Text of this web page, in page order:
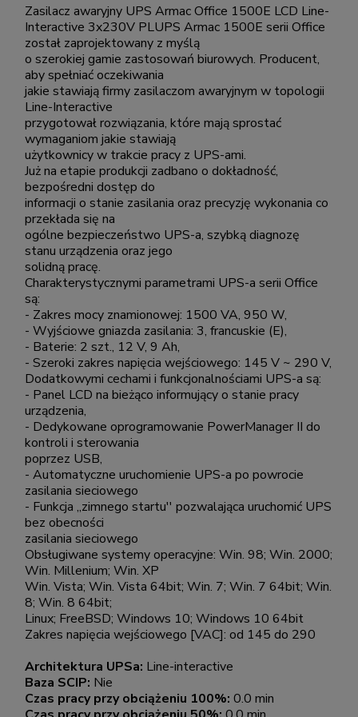
Zasilacz awaryjny UPS Armac Office 1500E LCD Line-
Interactive 3x230V PLUPS Armac 1500E serii Office
został zaprojektowany z myślą
o szerokiej gamie zastosowań biurowych. Producent,
aby spełniać oczekiwania
jakie stawiają firmy zasilaczom awaryjnym w topologii
Line-Interactive
przygotował rozwiązania, które mają sprostać
wymaganiom jakie stawiają
użytkownicy w trakcie pracy z UPS-ami.
Już na etapie produkcji zadbano o dokładność,
bezpośredni dostęp do
informacji o stanie zasilania oraz precyzję wykonania co
przekłada się na
ogólne bezpieczeństwo UPS-a, szybką diagnozę
stanu urządzenia oraz jego
solidną pracę.
Charakterystycznymi parametrami UPS-a serii Office
są:
- Zakres mocy znamionowej: 1500 VA, 950 W,
- Wyjściowe gniazda zasilania: 3, francuskie (E),
- Baterie: 2 szt., 12 V, 9 Ah,
- Szeroki zakres napięcia wejściowego: 145 V ~ 290 V,
Dodatkowymi cechami i funkcjonalnościami UPS-a są:
- Panel LCD na bieżąco informujący o stanie pracy
urządzenia,
- Dedykowane oprogramowanie PowerManager II do
kontroli i sterowania
poprzez USB,
- Automatyczne uruchomienie UPS-a po powrocie
zasilania sieciowego
- Funkcja ,,zimnego startu'' pozwalająca uruchomić UPS
bez obecności
zasilania sieciowego
Obsługiwane systemy operacyjne: Win. 98; Win. 2000;
Win. Millenium; Win. XP
Win. Vista; Win. Vista 64bit; Win. 7; Win. 7 64bit; Win.
8; Win. 8 64bit;
Linux; FreeBSD; Windows 10; Windows 10 64bit
Zakres napięcia wejściowego [VAC]: od 145 do 290
Architektura UPSa: Line-interactive
Baza SCIP: Nie
Czas pracy przy obciążeniu 100%: 0.0 min